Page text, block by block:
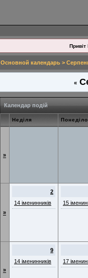
Привіт
Основной календарь >
«
Календар подій
Неділя
»
»
2
14 іменинників
15
»
9
14 іменинників
17